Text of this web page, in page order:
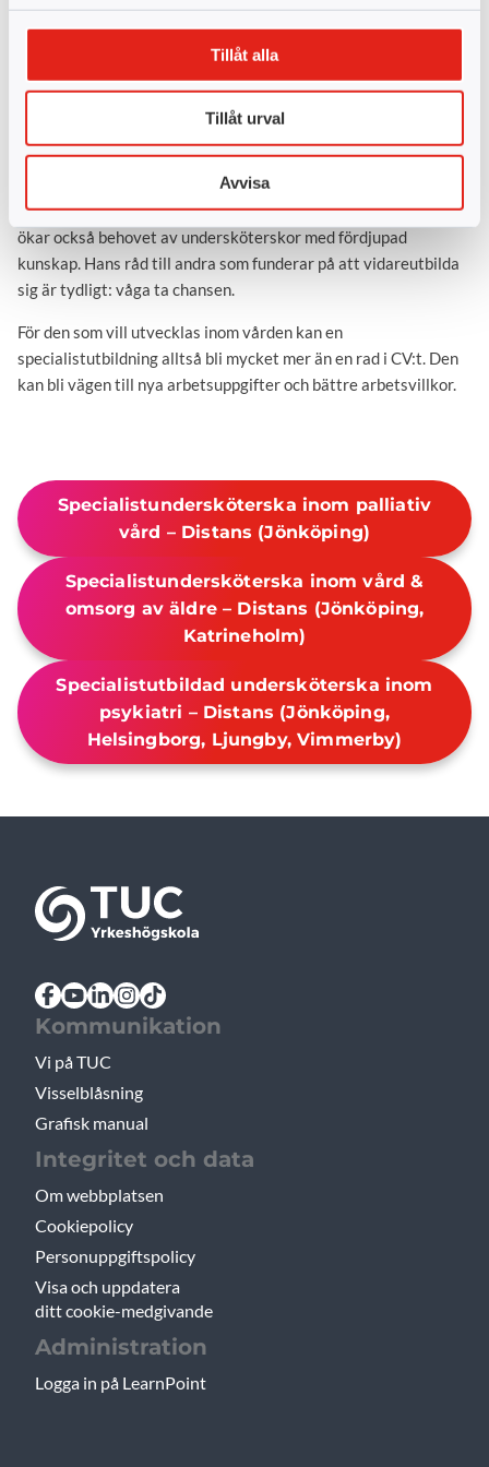
Tillåt alla
Tillåt urval
Avvisa
för samtal och närvaro mindre. Jag upplever att det finns mer
hos den som behöver det,” berättar Simon
Våga ta steget och bli
specialistundersköterska
Simon ser ett fortsatt stort behov av specialistkompetens i
vården. Med fler patienter som får avancerad vård i hemmet
ökar också behovet av undersköterskor med fördjupad
kunskap. Hans råd till andra som funderar på att vidareutbilda
sig är tydligt: våga ta chansen.
För den som vill utvecklas inom vården kan en
specialistutbildning alltså bli mycket mer än en rad i CV:t. Den
kan bli vägen till nya arbetsuppgifter och bättre arbetsvillkor.
Specialistundersköterska inom palliativ
vård – Distans (Jönköping)
Specialistundersköterska inom vård &
omsorg av äldre – Distans (Jönköping,
Katrineholm)
Specialistutbildad undersköterska inom
psykiatri – Distans (Jönköping,
Helsingborg, Ljungby, Vimmerby)
Kommunikation
Vi på TUC
Visselblåsning
Grafisk manual
Integritet och data
Om webbplatsen
Cookiepolicy
Personuppgiftspolicy
Visa och uppdatera
ditt cookie-medgivande
Administration
Logga in på LearnPoint